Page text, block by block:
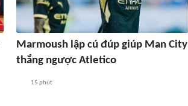
Marmoush lập cú đúp giúp Man City
thắng ngược Atletico
15 phút